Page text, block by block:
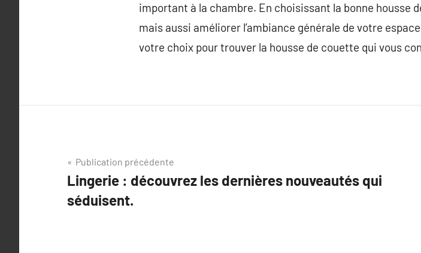
important à la chambre. En choisissant la bonne housse
mais aussi améliorer l’ambiance générale de votre
votre choix pour trouver la housse de couette qui vous
Navigation
de
l’article
Publication précédente
Lingerie : découvrez les dernières nouveautés qui
séduisent.